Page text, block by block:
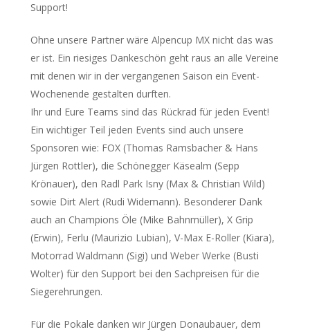
Support!
Ohne unsere Partner wäre Alpencup MX nicht das was
er ist. Ein riesiges Dankeschön geht raus an alle Vereine
mit denen wir in der vergangenen Saison ein Event-
Wochenende gestalten durften.
Ihr und Eure Teams sind das Rückrad für jeden Event!
Ein wichtiger Teil jeden Events sind auch unsere
Sponsoren wie: FOX (Thomas Ramsbacher & Hans
Jürgen Rottler), die Schönegger Käsealm (Sepp
Krönauer), den Radl Park Isny (Max & Christian Wild)
sowie Dirt Alert (Rudi Widemann). Besonderer Dank
auch an Champions Öle (Mike Bahnmüller), X Grip
(Erwin), Ferlu (Maurizio Lubian), V-Max E-Roller (Kiara),
Motorrad Waldmann (Sigi) und Weber Werke (Busti
Wolter) für den Support bei den Sachpreisen für die
Siegerehrungen.
Für die Pokale danken wir Jürgen Donaubauer, dem